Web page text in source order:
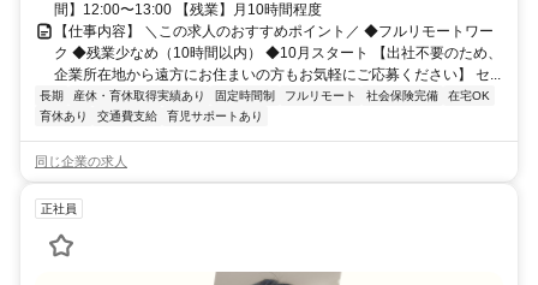
間】12:00〜13:00 【残業】月10時間程度
【仕事内容】 ＼この求人のおすすめポイント／ ◆フルリモートワー
ク ◆残業少なめ（10時間以内） ◆10月スタート 【出社不要のため、
企業所在地から遠方にお住まいの方もお気軽にご応募ください】 セ...
長期 産休・育休取得実績あり 固定時間制 フルリモート 社会保険完備
在宅OK
育休あり
交通費支給 育児サポートあり
同じ企業の求人
正社員